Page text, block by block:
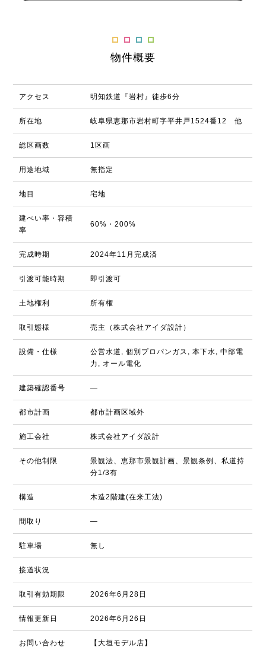
物件概要
アクセス 明知鉄道『岩村』徒歩6分
所在地 岐阜県恵那市岩村町字平井戸1524番12 他
総区画数 1区画
用途地域 無指定
地目 宅地
建ぺい率・容積
率
60%・200%
完成時期 2024年11月完成済
引渡可能時期 即引渡可
土地権利 所有権
取引態様 売主（株式会社アイダ設計）
設備・仕様
公営水道, 個別プロパンガス, 本下水, 中部電
力, オール電化
建築確認番号 ―
都市計画 都市計画区域外
施工会社 株式会社アイダ設計
その他制限
景観法、恵那市景観計画、景観条例、私道持
分1/3有
構造 木造2階建(在来工法)
間取り ―
駐車場 無し
接道状況
取引有効期限 2026年6月28日
情報更新日 2026年6月26日
お問い合わせ
【大垣モデル店】